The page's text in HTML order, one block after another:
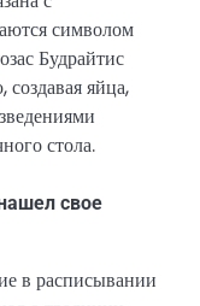
символом
Будрайтис
яйца,
стола.
свое
в расписывании